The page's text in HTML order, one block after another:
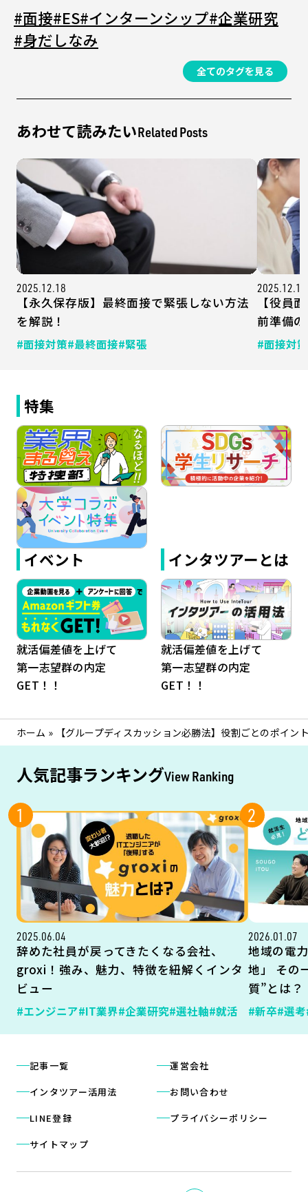
#面接#ES#インターンシップ#企業研究
#身だしなみ
全てのタグを見る
Related Posts
あわせて読みたい
2025.12.18
【永久保存版】最終面接で緊張しない方法
を解説！
#面接対策#最終面接#緊張
2025.12.15
【役員
前準備
#面接対策
特集
イベント
就活偏差値を上げて
第一志望群の内定
GET！！
インタツアーとは
就活偏差値を上げて
第一志望群の内定
GET！！
ホーム » 【グループディスカッション必勝法】役割ごとのポイ
人気記事ランキングView Ranking
1
2025.06.04
辞めた社員が戻ってきたくなる会社、
groxi！強み、魅力、特徴を紐解くインタ
ビュー
#エンジニア#IT業界#企業研究#選社軸#就活
2
2026.01.07
地域の電
地」 その
質”とは？
#新卒#選考
記事一覧
インタツアー活用法
LINE登録
サイトマップ
運営会社
お問い合わせ
プライバシーポリシー